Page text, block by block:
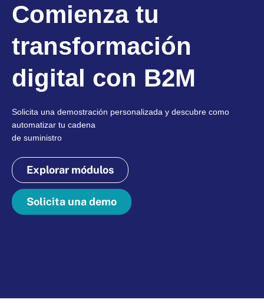
Comienza tu
transformación
digital con B2M
Solicita una demostración personalizada y descubre como
automatizar tu cadena
de suministro
Explorar módulos
Solicita una demo